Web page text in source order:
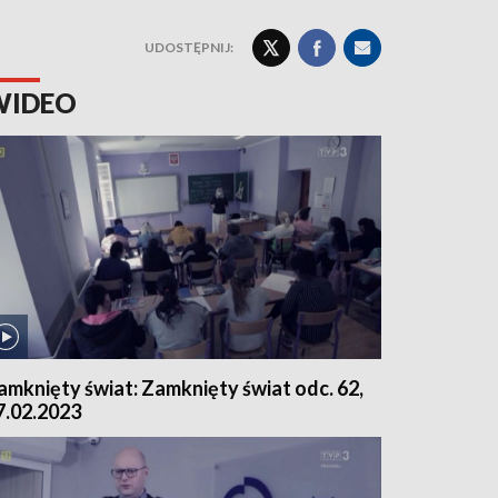
UDOSTĘPNIJ:
świat: Zamknięty świat odc. 62,